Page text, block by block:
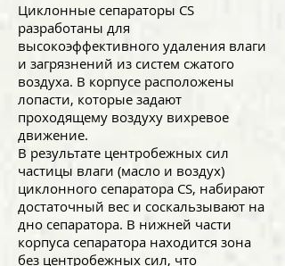
Циклонные сепараторы CS
разработаны для
высокоэффективного удаления влаги
и загрязнений из систем сжатого
воздуха. В корпусе расположены
лопасти, которые задают
проходящему воздуху вихревое
движение.
В результате центробежных сил
частицы влаги (масло и воздух)
циклонного сепаратора CS, набирают
достаточный вес и соскальзывают на
дно сепаратора. В нижней части
корпуса сепаратора находится зона
без центробежных сил, что